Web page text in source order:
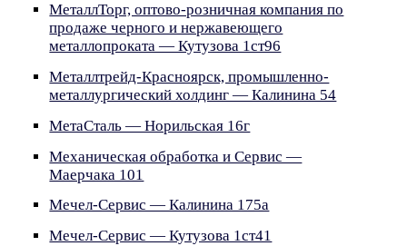
МеталлТорг, оптово-розничная компания по
продаже черного и нержавеющего
металлопроката — Кутузова 1ст96
Металлтрейд-Красноярск, промышленно-
металлургический холдинг — Калинина 54
МетаСталь — Норильская 16г
Механическая обработка и Сервис —
Маерчака 101
Мечел-Сервис — Калинина 175а
Мечел-Сервис — Кутузова 1ст41